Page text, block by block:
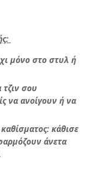
μόνο στο στυλ ή
σου
να ανοίγουν ή να
κάθισε
άνετα